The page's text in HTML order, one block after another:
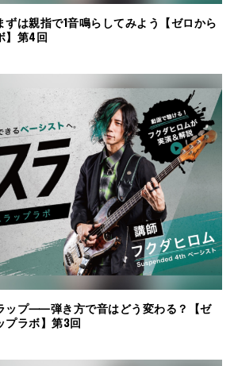
は親指で1音鳴らしてみよう【ゼロから
】第4回
ップ⸺弾き方で音はどう変わる？【ゼ
プラボ】第3回